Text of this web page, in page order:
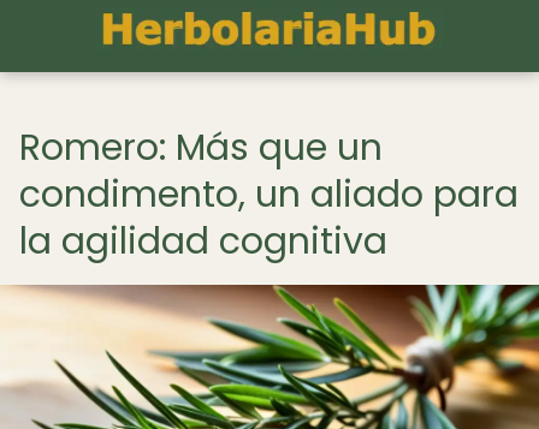
Romero: Más que un
condimento, un aliado para
la agilidad cognitiva